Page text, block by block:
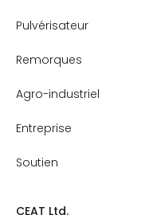
Pulvérisateur
Remorques
Agro-industriel
Entreprise
Soutien
CEAT Ltd.